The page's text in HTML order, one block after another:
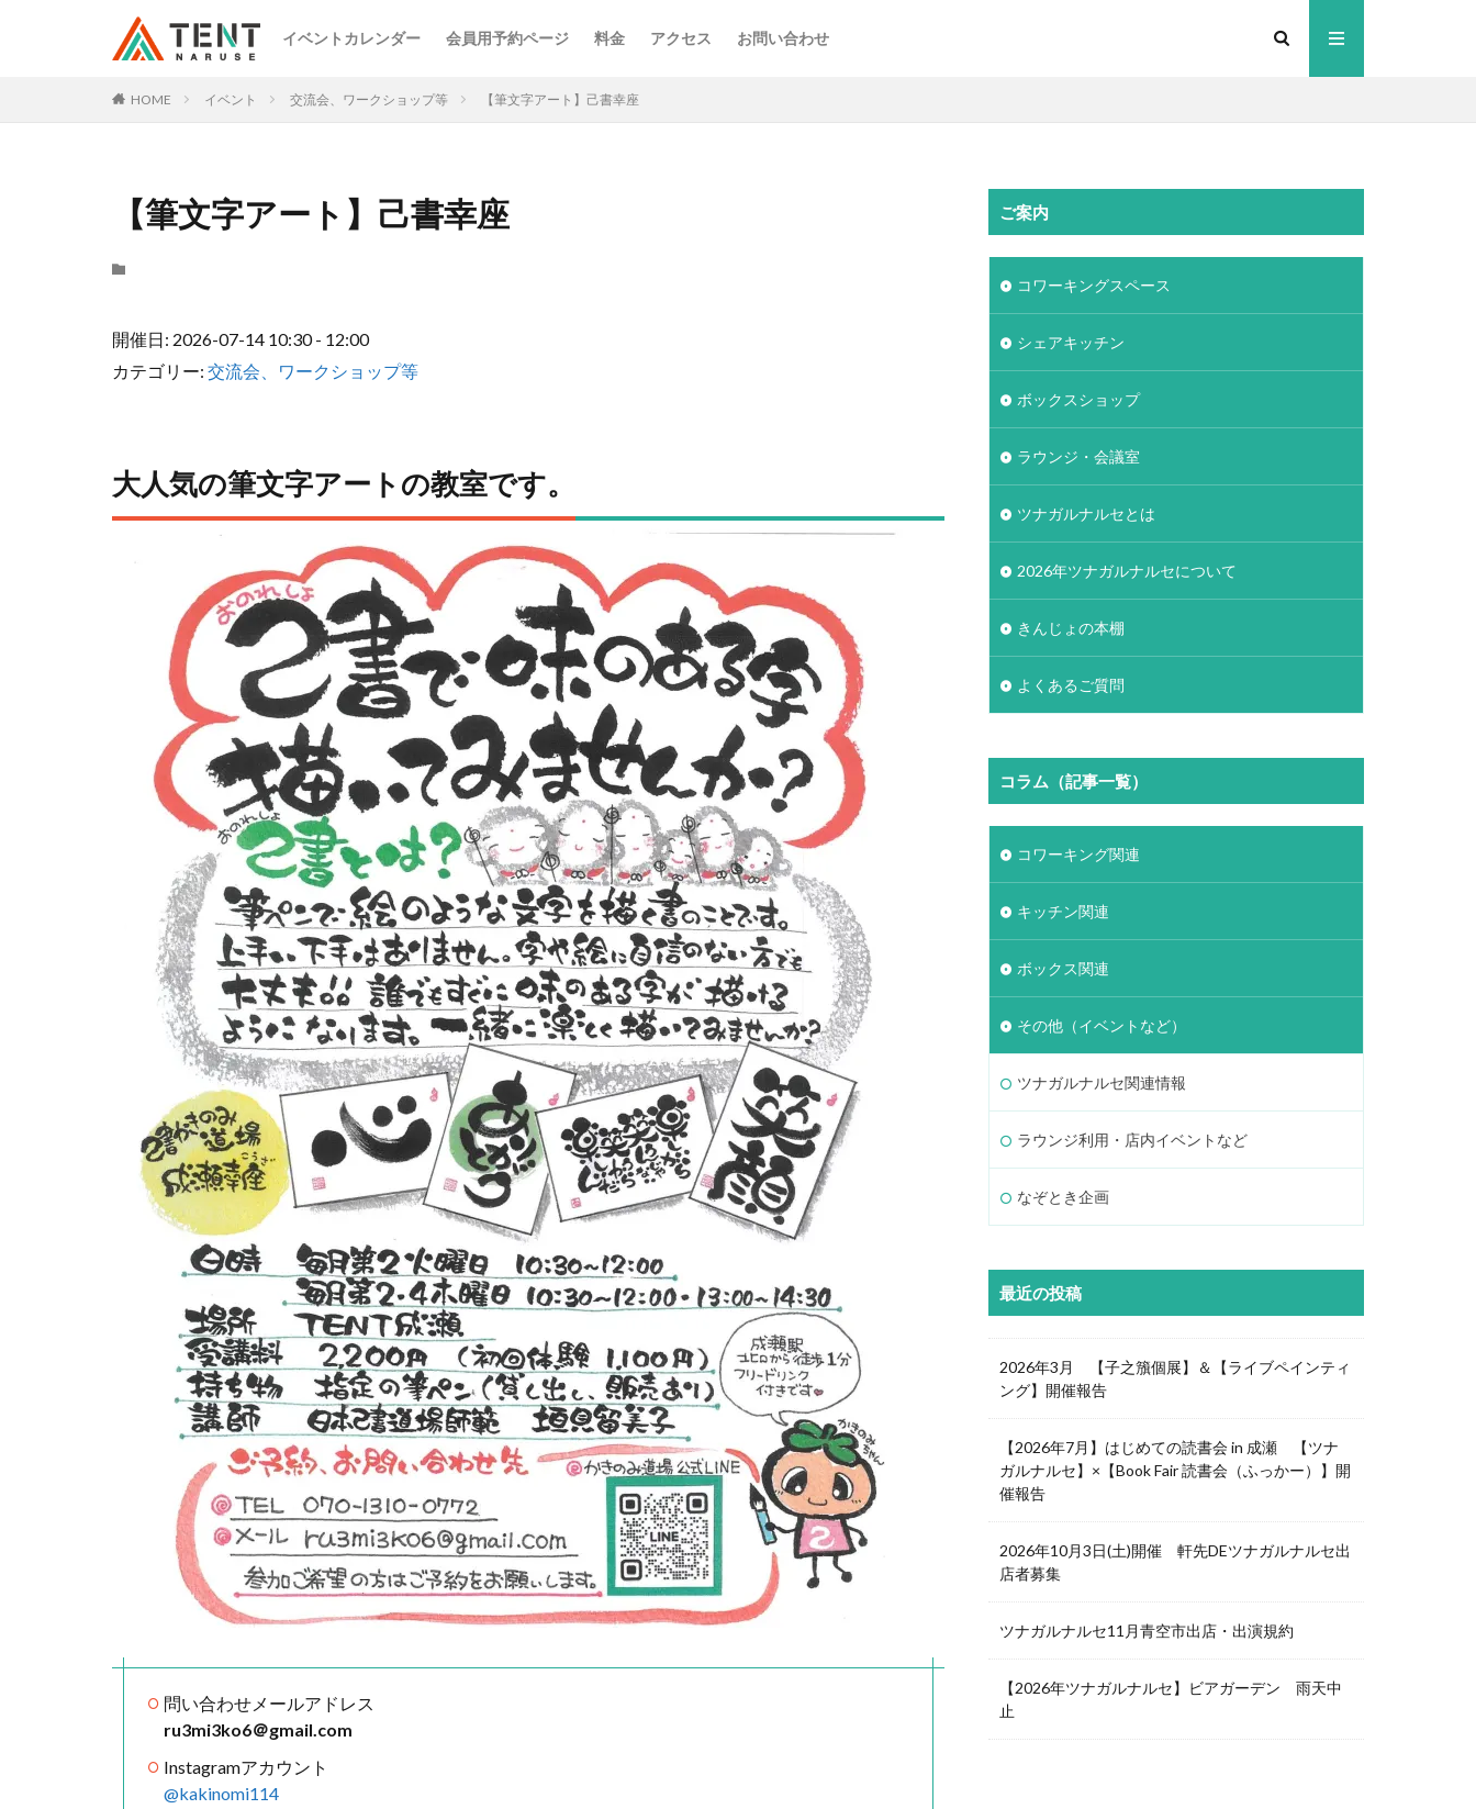
イベントカレンダー 会員用予約ページ 料金 アクセス お問い合わせ
HOME イベント 交流会、ワークショップ等 【筆文字アート】己書幸座
【筆文字アート】己書幸座
開催日: 2026-07-14 10:30 - 12:00
カテゴリー: 交流会、ワークショップ等
大人気の筆文字アートの教室です。
問い合わせメールアドレス
ru3mi3ko6＠gmail.com
Instagramアカウント
@kakinomi114
ご案内
コワーキングスペース
シェアキッチン
ボックスショップ
ラウンジ・会議室
ツナガルナルセとは
2026年ツナガルナルセについて
きんじょの本棚
よくあるご質問
コラム（記事一覧）
コワーキング関連
キッチン関連
ボックス関連
その他（イベントなど）
ツナガルナルセ関連情報
ラウンジ利用・店内イベントなど
なぞとき企画
最近の投稿
2026年3月 【子之籏個展】＆【ライブペインティ
ング】開催報告
【2026年7月】はじめての読書会 in 成瀬 【ツナ
ガルナルセ】×【Book Fair 読書会（ふっかー）】開
催報告
2026年10月3日(土)開催 軒先DEツナガルナルセ出
店者募集
ツナガルナルセ11月青空市出店・出演規約
【2026年ツナガルナルセ】ビアガーデン 雨天中
止